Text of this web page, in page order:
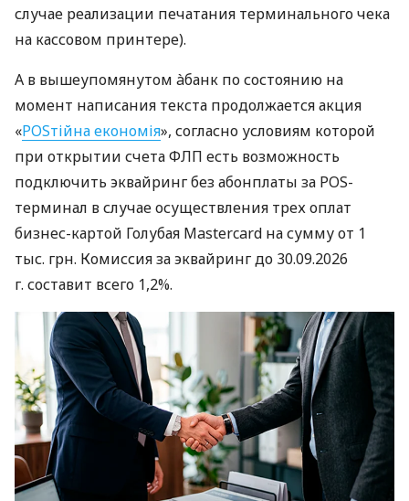
случае реализации печатания терминального чека
на кассовом принтере).
А в вышеупомянутом àбанк по состоянию на
момент написания текста продолжается акция
«POSтійна економія», согласно условиям которой
при открытии счета ФЛП есть возможность
подключить эквайринг без абонплаты за POS-
терминал в случае осуществления трех оплат
бизнес-картой Голубая Mastercard на сумму от 1
тыс. грн. Комиссия за эквайринг до 30.09.2026
г. составит всего 1,2%.